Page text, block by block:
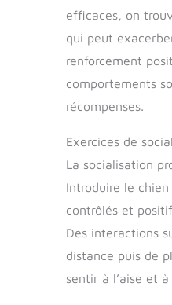
efficaces, on
qui peut
renforcement
comportements
récompenses.
Exercices de
La socialisation
Introduire le
contrôlés et
Des interactions
distance puis de
sentir à l’aise et